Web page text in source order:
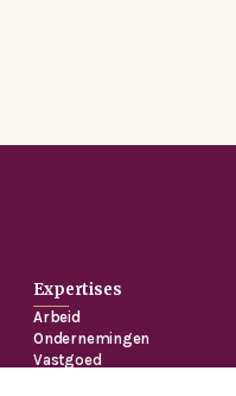
Expertises
Arbeid
Ondernemingen
Vastgoed